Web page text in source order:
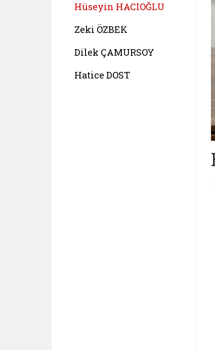
Hüseyin HACIOĞLU
Zeki ÖZBEK
Dilek ÇAMURSOY
Hatice DOST